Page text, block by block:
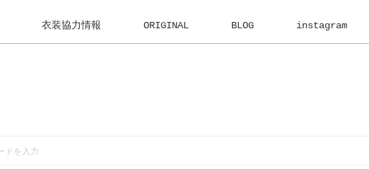
衣装協力情報 ORIGINAL BLOG instagram